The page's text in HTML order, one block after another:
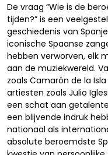
De vraag “Wie is de
tijden?” is een
geschiedenis van
iconische Spaanse
hebben verworven, elk
aan de muziekwereld.
zoals Camarón de la
artiesten zoals Julio
een schat aan
een blijvende indruk
nationaal als
absolute beroemdste